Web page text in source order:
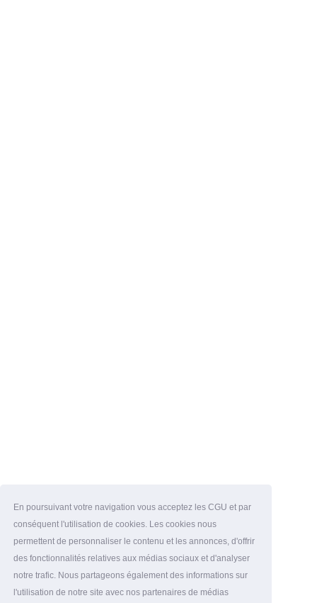
En poursuivant votre navigation vous acceptez les CGU et par
conséquent l'utilisation de cookies. Les cookies nous
permettent de personnaliser le contenu et les annonces, d'offrir
des fonctionnalités relatives aux médias sociaux et d'analyser
notre trafic. Nous partageons également des informations sur
l'utilisation de notre site avec nos partenaires de médias